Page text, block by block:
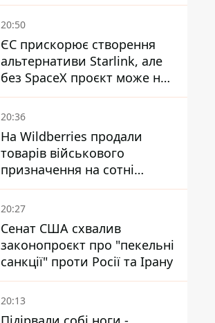
20:50
ЄС прискорює створення
альтернативи Starlink, але
без SpaceX проєкт може не
обійтися
20:36
На Wildberries продали
товарів військового
призначення на сотні
мільйонів, але удари ЗСУ
змінили ситуацію
20:27
Сенат США схвалив
законопроєкт про "пекельні
санкції" проти Росії та Ірану
20:13